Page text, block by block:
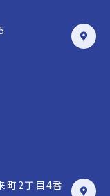
2丁目4番